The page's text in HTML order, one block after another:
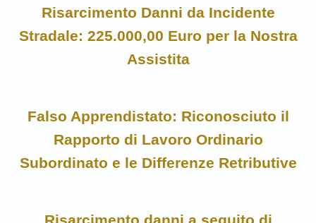
Risarcimento Danni da Incidente
Stradale: 225.000,00 Euro per la Nostra
Assistita
Falso Apprendistato: Riconosciuto il
Rapporto di Lavoro Ordinario
Subordinato e le Differenze Retributive